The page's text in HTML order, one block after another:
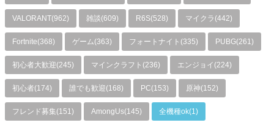
VALORANT(962) 雑談(609) R6S(528) マイクラ(442)
Fortnite(368) ゲーム(363) フォートナイト(335) PUBG(261)
初心者大歓迎(245) マインクラフト(236) エンジョイ(224)
初心者(174) 誰でも歓迎(168) PC(153) 原神(152)
フレンド募集(151) AmongUs(145) 全機種ok(1)